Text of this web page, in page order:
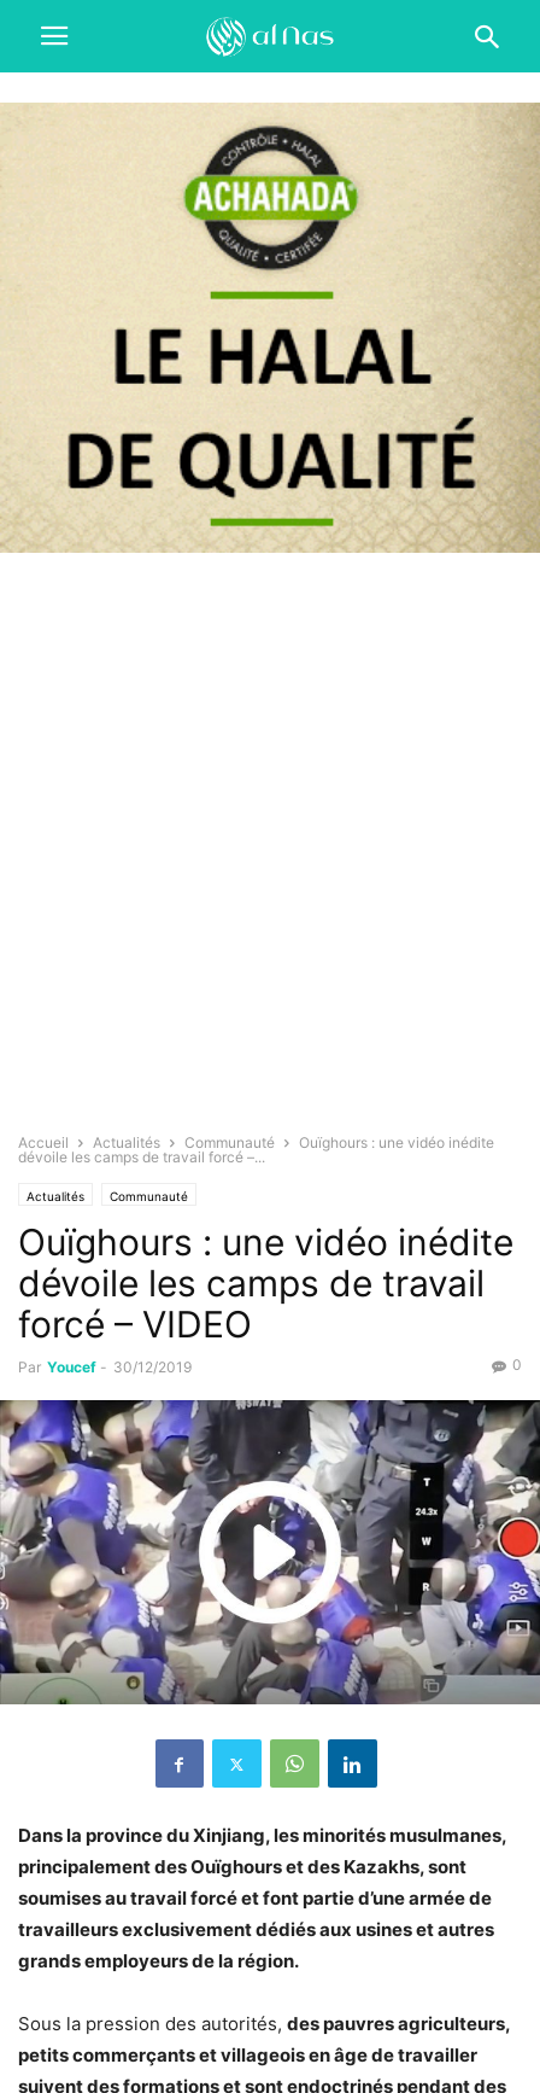
Accueil Actualités Communauté
Ouïghours : une vidéo inédite
dévoile les camps de travail forcé –...
Actualités Communauté
Ouïghours : une vidéo inédite
dévoile les camps de travail
forcé – VIDEO
Par Youcef - 30/12/2019 0
Dans la province du Xinjiang, les minorités musulmanes,
principalement des Ouïghours et des Kazakhs, sont
soumises au travail forcé et font partie d’une armée de
travailleurs exclusivement dédiés aux usines et autres
grands employeurs de la région.
Sous la pression des autorités, des pauvres agriculteurs,
petits commerçants et villageois en âge de travailler
suivent des formations et sont endoctrinés pendant des